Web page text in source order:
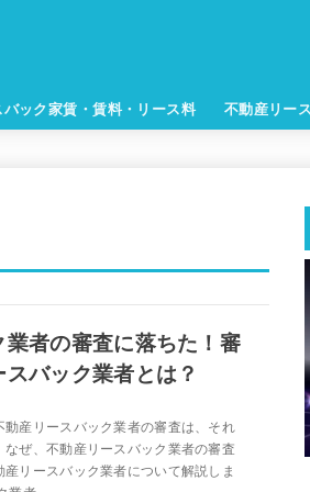
バック家賃・賃料・リース料 不動産リー
者の審査に落ちた！審
バック業者とは？
産リースバック業者の審査は、それ
ぜ、不動産リースバック業者の審査
リースバック業者について解説しま